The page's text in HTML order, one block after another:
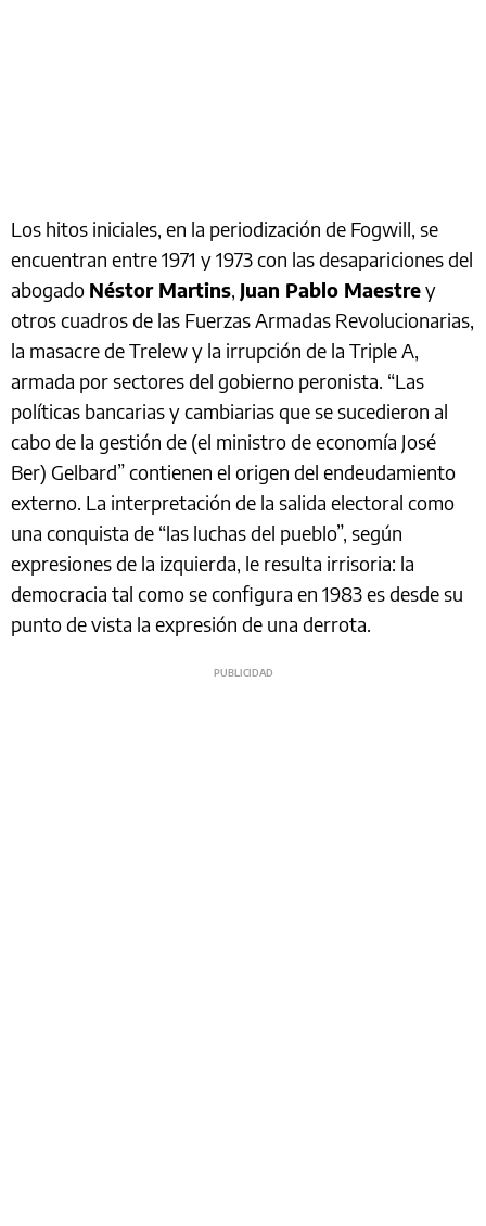
Los hitos iniciales, en la periodización de Fogwill, se
encuentran entre 1971 y 1973 con las desapariciones del
abogado Néstor Martins, Juan Pablo Maestrey
otros cuadros de las Fuerzas Armadas Revolucionarias,
la masacre de Trelew y la irrupción de la Triple A,
armada por sectores del gobierno peronista. “Las
políticas bancarias y cambiarias que se sucedieron al
cabo de la gestión de (el ministro de economía José
Ber) Gelbard” contienen el origen del endeudamiento
externo. La interpretación de la salida electoral como
una conquista de “las luchas del pueblo”, según
expresiones de la izquierda, le resulta irrisoria: la
democracia tal como se configura en 1983 es desde su
punto de vista la expresión de una derrota.